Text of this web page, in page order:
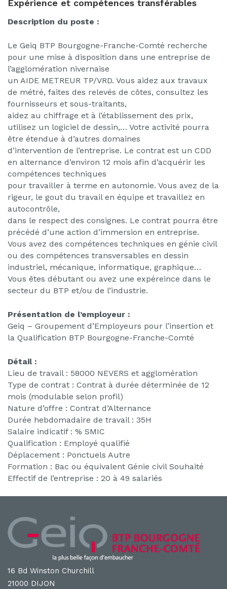
Expérience et compétences transférables
Description du poste :
Le Geiq BTP Bourgogne-Franche-Comté recherche
pour une mise à disposition dans une entreprise de
l’agglomération nivernaise
un AIDE METREUR TP/VRD. Vous aidez aux travaux
de métré, faites des relevés de côtes, consultez les
fournisseurs et sous-traitants,
aidez au chiffrage et à l’établissement des prix,
utilisez un logiciel de dessin,… Votre activité pourra
être étendue à d’autres domaines
d’intervention de l’entreprise. Le contrat est un CDD
en alternance d’environ 12 mois afin d’acquérir les
compétences techniques
pour travailler à terme en autonomie. Vous avez de la
rigeur, le gout du travail en équipe et travaillez en
autocontrôle,
dans le respect des consignes. Le contrat pourra être
précédé d’une action d’immersion en entreprise.
Vous avez des compétences techniques en génie civil
ou des compétences transversables en dessin
industriel, mécanique, informatique, graphique…
Vous êtes débutant ou avez une expéreince dans le
secteur du BTP et/ou de l’industrie.
Présentation de l’employeur :
Geiq – Groupement d’Employeurs pour l’insertion et
la Qualification BTP Bourgogne-Franche-Comté
Détail :
Lieu de travail : 58000 NEVERS et agglomération
Type de contrat : Contrat à durée déterminée de 12
mois (modulable selon profil)
Nature d’offre : Contrat d’Alternance
Durée hebdomadaire de travail : 35H
Salaire indicatif : % SMIC
Qualification : Employé qualifié
Déplacement : Ponctuels Autre
Formation : Bac ou équivalent Génie civil Souhaité
Effectif de l’entreprise : 20 à 49 salariés
16 Bd Winston Churchill
21000 DIJON